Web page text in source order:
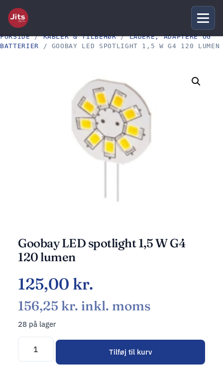
FORSIDE/KABLER & TILBEHØR/LADERE, ADAPTERE OG
BATTERIER / GOOBAY LED SPOTLIGHT 1,5 W G4 120 LUMEN
Goobay LED spotlight 1,5 W G4
120 lumen
125,00 kr.
156,25 kr. inkl. moms
28 på lager
Tilføj til kurv
Alternative: